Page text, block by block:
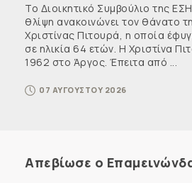
Το Διοικητικό Συμβούλιο της
θλίψη ανακοινώνει τον θάνατο
Χριστίνας Πιτουρά, η οποία
σε ηλικία 64 ετών. Η Χριστίνα
1962 στο Άργος. Έπειτα από ...
07 ΑΥΓΟΥΣΤΟΥ 2026
Απεβίωσε ο